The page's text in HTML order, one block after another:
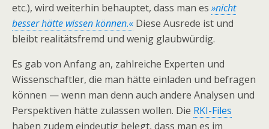
etc.), wird weiterhin behauptet, dass man es »nicht
besser hätte wissen können.« Diese Ausrede ist und
bleibt realitätsfremd und wenig glaubwürdig.
Es gab von Anfang an, zahlreiche Experten und
Wissenschaftler, die man hätte einladen und befragen
können — wenn man denn auch andere Analysen und
Perspektiven hätte zulassen wollen. Die RKI-Files
haben zudem eindeutig belegt, dass man es im